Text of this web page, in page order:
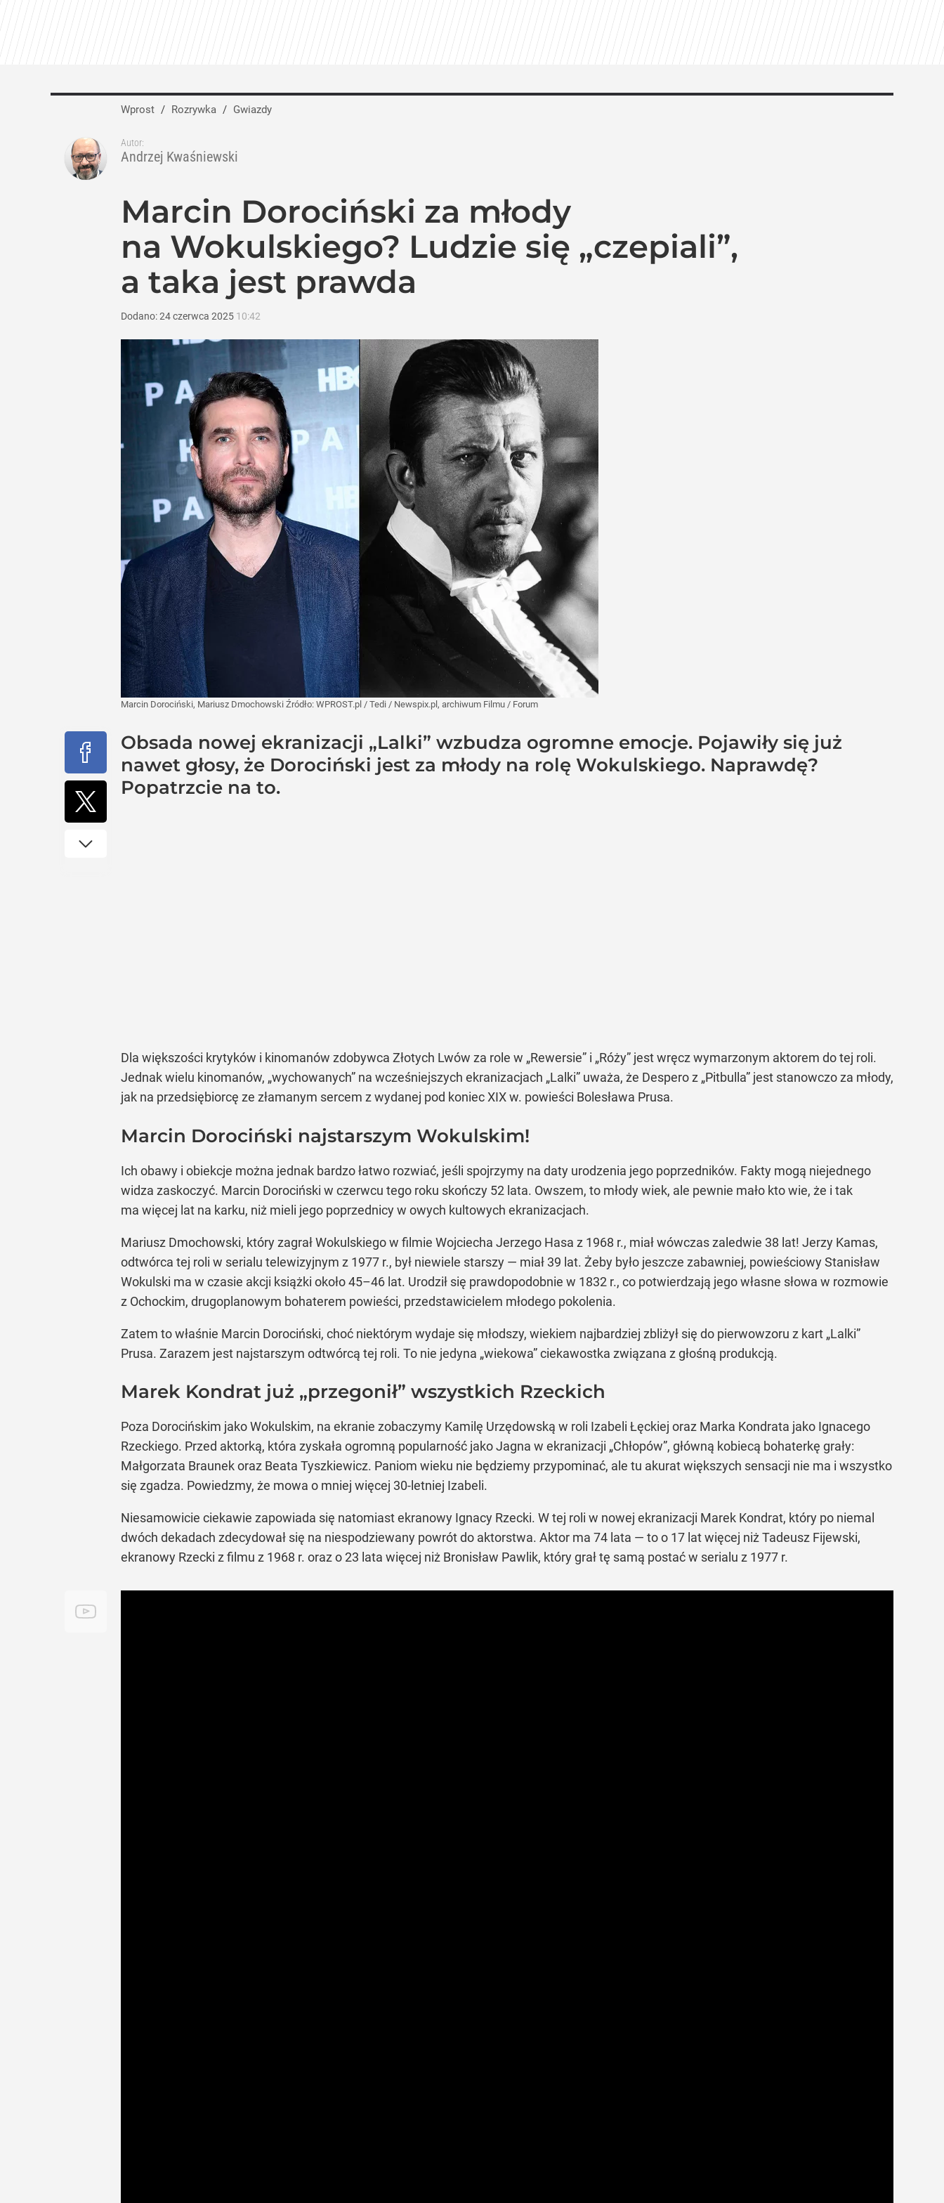
Wprost / Rozrywka / Gwiazdy
Autor:
Andrzej Kwaśniewski
Marcin Dorociński za młody
na Wokulskiego? Ludzie się „czepiali”,
a taka jest prawda
Dodano:24czerwca 2025 10:42
Marcin Dorociński, Mariusz Dmochowski Źródło: WPROST.pl / Tedi / Newspix.pl, archiwum Filmu / Forum
Obsada nowej ekranizacji „Lalki” wzbudza ogromne emocje. Pojawiły się już
nawet głosy, że Dorociński jest za młody na rolę Wokulskiego. Naprawdę?
Popatrzcie na to.
Dla większości krytyków i kinomanów zdobywca Złotych Lwów za role w „Rewersie” i „Róży” jest wręcz wymarzonym aktorem do tej roli.
Jednak wielu kinomanów, „wychowanych” na wcześniejszych ekranizacjach „Lalki” uważa, że Despero z „Pitbulla” jest stanowczo za młody,
jak na przedsiębiorcę ze złamanym sercem z wydanej pod koniec XIX w. powieści Bolesława Prusa.
Marcin Dorociński najstarszym Wokulskim!
Ich obawy i obiekcje można jednak bardzo łatwo rozwiać, jeśli spojrzymy na daty urodzenia jego poprzedników. Fakty mogą niejednego
widza zaskoczyć. Marcin Dorociński w czerwcu tego roku skończy 52 lata. Owszem, to młody wiek, ale pewnie mało kto wie, że i tak
ma więcej lat na karku, niż mieli jego poprzednicy w owych kultowych ekranizacjach.
Mariusz Dmochowski, który zagrał Wokulskiego w filmie Wojciecha Jerzego Hasa z 1968 r., miał wówczas zaledwie 38 lat! Jerzy Kamas,
odtwórca tej roli w serialu telewizyjnym z 1977 r., był niewiele starszy — miał 39 lat. Żeby było jeszcze zabawniej, powieściowy Stanisław
Wokulski ma w czasie akcji książki około 45–46 lat. Urodził się prawdopodobnie w 1832 r., co potwierdzają jego własne słowa w rozmowie
z Ochockim, drugoplanowym bohaterem powieści, przedstawicielem młodego pokolenia.
Zatem to właśnie Marcin Dorociński, choć niektórym wydaje się młodszy, wiekiem najbardziej zbliżył się do pierwowzoru z kart „Lalki”
Prusa. Zarazem jest najstarszym odtwórcą tej roli. To nie jedyna „wiekowa” ciekawostka związana z głośną produkcją.
Marek Kondrat już „przegonił” wszystkich Rzeckich
Poza Dorocińskim jako Wokulskim, na ekranie zobaczymy Kamilę Urzędowską w roli Izabeli Łęckiej oraz Marka Kondrata jako Ignacego
Rzeckiego. Przed aktorką, która zyskała ogromną popularność jako Jagna w ekranizacji „Chłopów”, główną kobiecą bohaterkę grały:
Małgorzata Braunek oraz Beata Tyszkiewicz. Paniom wieku nie będziemy przypominać, ale tu akurat większych sensacji nie ma i wszystko
się zgadza. Powiedzmy, że mowa o mniej więcej 30-letniej Izabeli.
Niesamowicie ciekawie zapowiada się natomiast ekranowy Ignacy Rzecki. W tej roli w nowej ekranizacji Marek Kondrat, który po niemal
dwóch dekadach zdecydował się na niespodziewany powrót do aktorstwa. Aktor ma 74 lata — to o 17 lat więcej niż Tadeusz Fijewski,
ekranowy Rzecki z filmu z 1968 r. oraz o 23 lata więcej niż Bronisław Pawlik, który grał tę samą postać w serialu z 1977 r.